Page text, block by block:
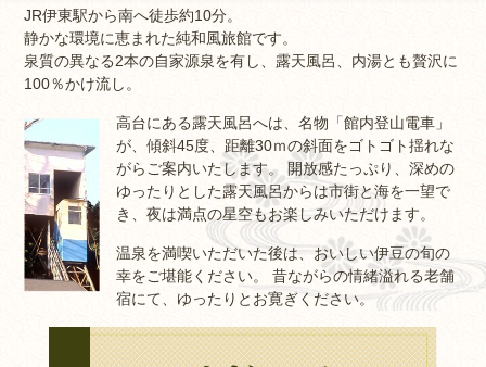
JR伊東駅から南へ徒歩約10分。
静かな環境に恵まれた純和風旅館です。
泉質の異なる2本の自家源泉を有し、露天風呂、内湯とも贅沢に
100％かけ流し。
高台にある露天風呂へは、名物「館内登山電車」
が、傾斜45度、距離30ｍの斜面をゴトゴト揺れな
がらご案内いたします。 開放感たっぷり、深めの
ゆったりとした露天風呂からは市街と海を一望で
き、夜は満点の星空もお楽しみいただけます。
温泉を満喫いただいた後は、おいしい伊豆の旬の
幸をご堪能ください。 昔ながらの情緒溢れる老舗
宿にて、ゆったりとお寛ぎください。